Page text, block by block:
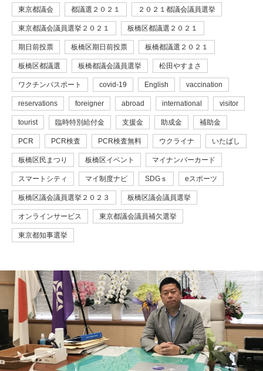
東京都議会 都議選２０２１ ２０２１都議会議員選挙
東京都議会議員選挙２０２１ 板橋区都議選２０２１
期日前投票 板橋区期日前投票 板橋都議選２０２１
板橋区都議選 板橋都議会議員選挙 松田やすまさ
ワクチンパスポート covid-19 English vaccination
reservations foreigner abroad international visitor
tourist 臨時特別給付金 支援金 助成金 補助金
PCR PCR検査 PCR検査無料 ウクライナ いたばし
板橋区民まつり 板橋区イベント マイナンバーカード
スマートシティ マイ制度ナビ SDGｓ eスポーツ
板橋区議会議員選挙２０２３ 板橋区議会議員選挙
オンラインサービス 東京都議会議員補欠選挙
東京都知事選挙